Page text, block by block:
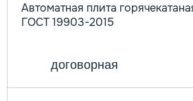
Автоматная плита
ГОСТ 19903-2015
договорная